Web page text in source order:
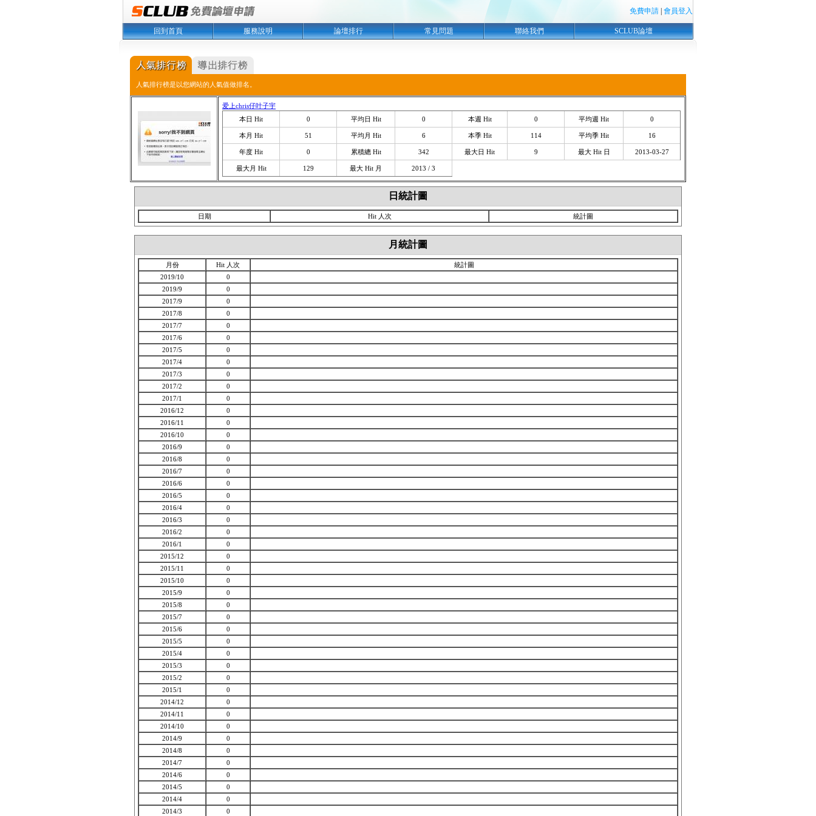
免費申請 會員登入
回到首頁 服務說明 論壇排行 常見問題 聯絡我們 SCLUB論壇
人氣排行榜是以您網站的人氣值做排名。
爱上chris仔叶子宇
本日 Hit
0 平均日 Hit 0 本週 Hit 0 平均週 Hit 0
本月 Hit 51 平均月 Hit 6 本季 Hit 114 平均季 Hit 16
年度 Hit 0 累積總 Hit 342 最大日 Hit 9 最大 Hit 日 2013-03-27
最大月 Hit 129 最大 Hit 月 2013 / 3
日統計圖
日期 Hit 人次 統計圖
月統計圖
月份 Hit 人次
統計圖
2019/10
0
2019/9
0
2017/9
0
2017/8
0
2017/7
0
2017/6
0
2017/5
0
2017/4
0
2017/3
0
2017/2
0
2017/1
0
2016/12
0
2016/11
0
2016/10
0
2016/9
0
2016/8
0
2016/7
0
2016/6
0
2016/5
0
2016/4
0
2016/3
0
2016/2
0
2016/1
0
2015/12
0
2015/11
0
2015/10
0
2015/9
0
2015/8
0
2015/7
0
2015/6
0
2015/5
0
2015/4
0
2015/3
0
2015/2
0
2015/1
0
2014/12
0
2014/11
0
2014/10
0
2014/9
0
2014/8
0
2014/7
0
2014/6
0
2014/5
0
2014/4
0
2014/3
0